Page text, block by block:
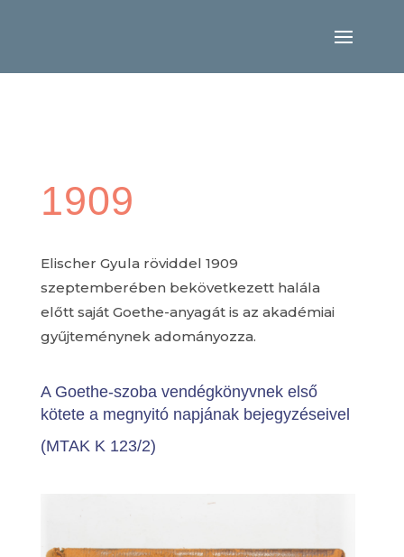
1909
Elischer Gyula röviddel 1909
szeptemberében bekövetkezett halála
előtt saját Goethe-anyagát is az akadémiai
gyűjteménynek adományozza.
A Goethe-szoba vendégkönyvnek első
kötete a megnyitó napjának bejegyzéseivel
(MTAK K 123/2)